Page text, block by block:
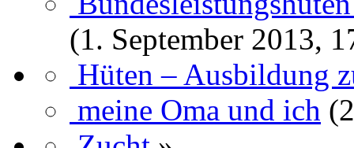
(1. September 2013,
Hüten – Ausbildung
meine Oma und ich